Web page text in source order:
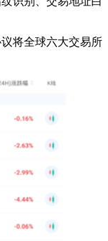
将全球六大交易所